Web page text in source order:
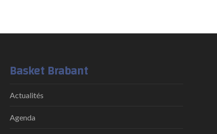
Basket Brabant
Actualités
Agenda